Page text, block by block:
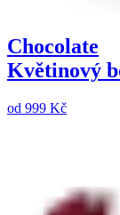
Chocolate
Květinový
od 999 Kč